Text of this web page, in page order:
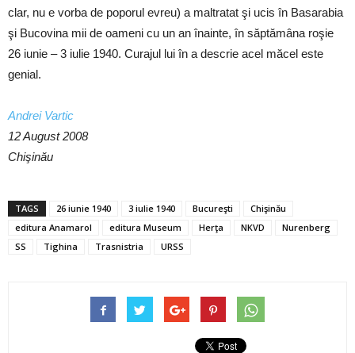
clar, nu e vorba de poporul evreu) a maltratat şi ucis în Basarabia
şi Bucovina mii de oameni cu un an înainte, în săptămâna roşie
26 iunie – 3 iulie 1940. Curajul lui în a descrie acel măcel este
genial.
Andrei Vartic
12 August 2008
Chişinău
TAGS 26 iunie 1940 3 iulie 1940 Bucureşti
Chişinău
editura Anamarol
editura Museum Herţa NKVD
Nurenberg
SS
Tighina Trasnistria URSS